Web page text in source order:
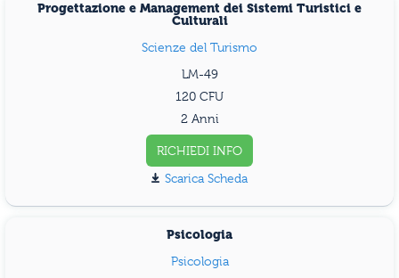
Progettazione e Management dei Sistemi Turistici e
Culturali
Scienze del Turismo
LM-49
120
2 Anni
RICHIEDI INFO
Scarica Scheda
Psicologia
Psicologia